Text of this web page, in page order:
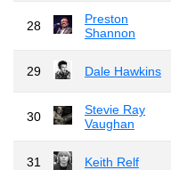
28
Preston
Shannon
29 Dale Hawkins
30
Stevie Ray
Vaughan
31 Keith Relf